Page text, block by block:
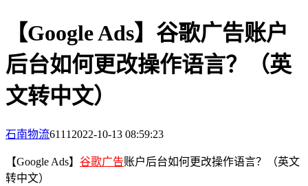
【Google Ads】谷歌广告账户
后台如何更改操作语言？（英
文转中文）
石南物流6111 2022-10-13 08:59:23
【Google Ads】 谷歌广告账户后台如何更改操作语言？（英文
转中文）